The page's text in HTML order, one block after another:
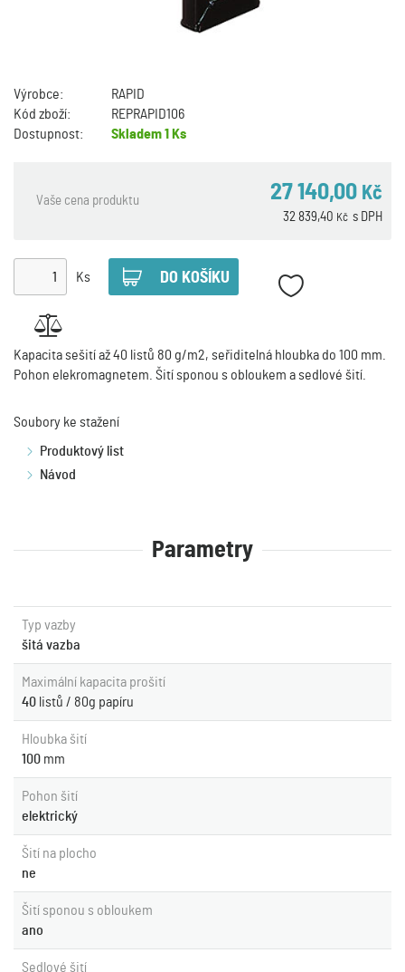
Výrobce:
RAPID
Kód zboží:
REPRAPID106
Dostupnost:
Skladem1 Ks
Vaše cena produktu 27 140,00 Kč
s DPH
32 839,40 Kč
Ks
Kapacita sešití až 40 listů 80 g/m2, seřiditelná hloubka do 100 mm.
Pohon elekromagnetem. Šití sponou s obloukem a sedlové šití.
Soubory ke stažení
Produktový list
Návod
Parametry
Typ vazby
šitá vazba
Maximální kapacita prošití
40 listů / 80g papíru
Hloubka šití
100 mm
Pohon šití
elektrický
Šití na plocho
ne
Šití sponou s obloukem
ano
Sedlové šití